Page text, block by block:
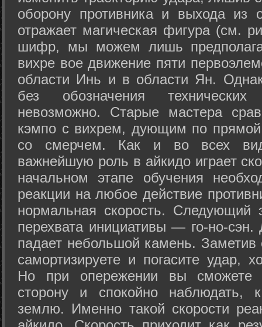
оборону противника и выхода из
отражает магическая фигура (см.
шифр, мы можем лишь
вихре вое движение пяти
области Инь и в области Ян.
без обозначения
невозможно. Старые мастера
кэмпо с вихрем, дующим по
со смерчем. Как и во всех
важнейшую роль в айкидо играет
начальном этапе обучения
реакции на любое действие
нормальная скорость.
перехвата инициативы — го-но-
падает небольшой камень.
самортизируете и погасите удар,
Но при опережении вы сможете
сторону и спокойно наблюдать,
землю. Именно такой скорости